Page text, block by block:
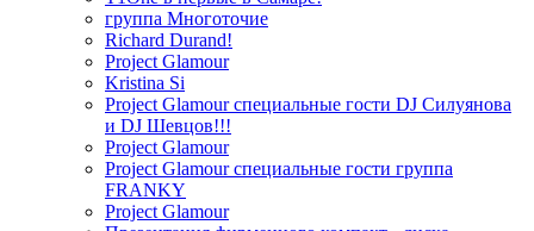
группа Многоточие
Richard Durand!
Project Glamour
Kristina Si
Project Glamour специальные гости DJ Силуянова
и DJ Шевцов!!!
Project Glamour
Project Glamour специальные гости группа
FRANKY
Project Glamour